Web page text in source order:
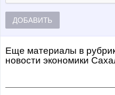
ДОБАВИТЬ
Еще материалы в
Новости экономики